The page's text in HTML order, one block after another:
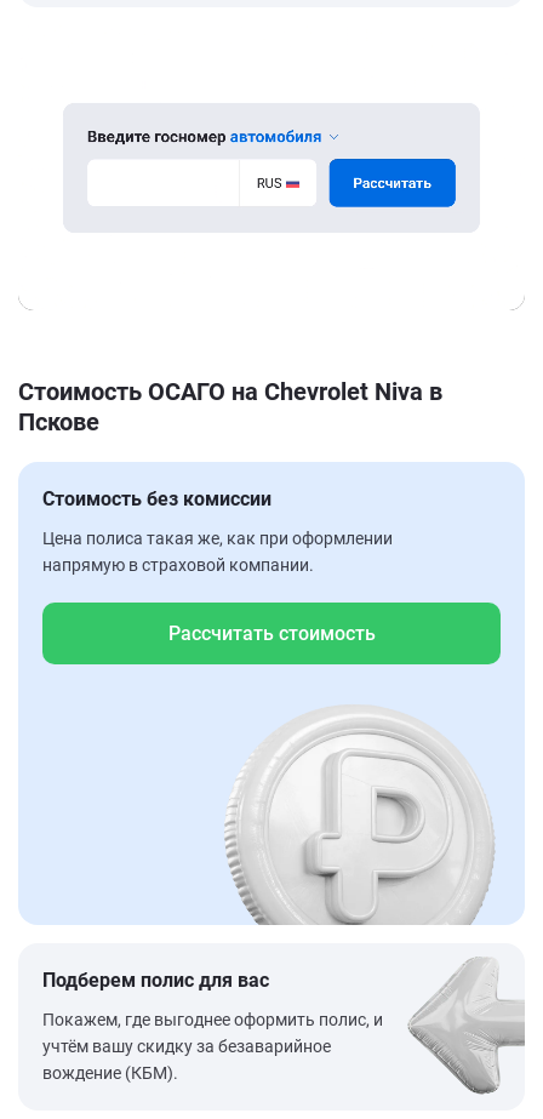
Стоимость ОСАГО на Chevrolet Niva в
Пскове
Стоимость без комиссии
Цена полиса такая же, как при оформлении
напрямую в страховой компании.
Рассчитать стоимость
Подберем полис для вас
Покажем, где выгоднее оформить полис, и
учтём вашу скидку за безаварийное
вождение (КБМ).